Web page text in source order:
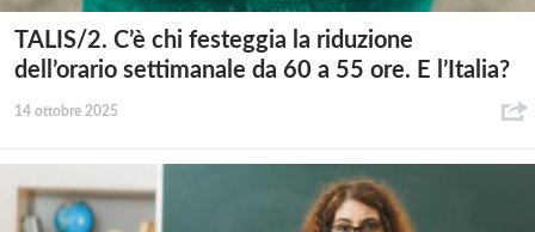
TALIS/2. C’è chi festeggia la riduzione
dell’orario settimanale da 60 a 55 ore. E l’Italia?
14 ottobre 2025